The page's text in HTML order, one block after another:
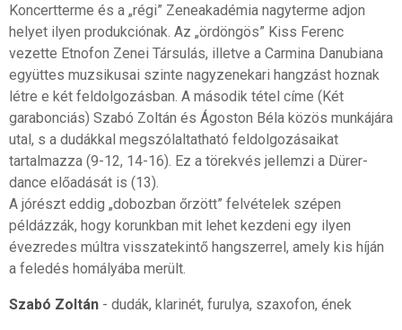
Koncertterme és a „régi” Zeneakadémia nagyterme adjon
helyet ilyen produkciónak. Az „ördöngös” Kiss Ferenc
vezette Etnofon Zenei Társulás, illetve a Carmina Danubiana
együttes muzsikusai szinte nagyzenekari hangzást hoznak
létre e két feldolgozásban. A második tétel címe (Két
garabonciás) Szabó Zoltán és Ágoston Béla közös munkájára
utal, s a dudákkal megszólaltatható feldolgozásaikat
tartalmazza (9-12, 14-16). Ez a törekvés jellemzi a Dürer-
dance előadását is (13).
A jórészt eddig „dobozban őrzött” felvételek szépen
példázzák, hogy korunkban mit lehet kezdeni egy ilyen
évezredes múltra visszatekintő hangszerrel, amely kis híján
a feledés homályába merült.
Szabó Zoltán- dudák, klarinét, furulya, szaxofon, ének